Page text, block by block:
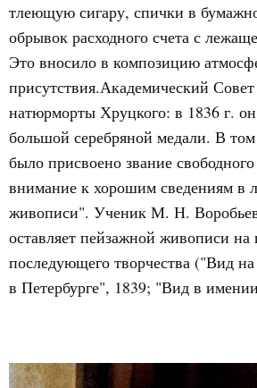
тлеющую сигару, спички в
обрывок расходного счета с
Это вносило в композицию
присутствия.Академический
натюрморты Хруцкого: в 1836 г.
большой серебряной медали. В
было присвоено звание
внимание к хорошим сведениям в
живописи". Ученик М. Н.
оставляет пейзажной живописи на
последующего творчества ("Вид
в Петербурге", 1839; "Вид в